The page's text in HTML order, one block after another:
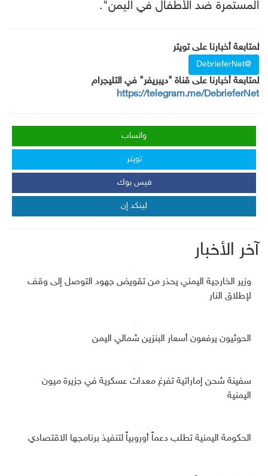
المستمرة ضد الأطفال في اليمن".
لمتابعة أخبارنا على تويتر
@DebrieferNet
لمتابعة أخبارنا على قناة "ديبريفر" في التليجرام
https://telegram.me/DebrieferNet
واتساب
تويتر
فيس بوك
لينكد إن
آخر الأخبار
وزير الخارجية اليمني يحذر من تقويض جهود التوصل إلى وقف
لإطلاق النار
الحوثيون يرفعون أسعار البنزين شمالي اليمن
سفينة شحن إماراتية تفرغ معدات عسكرية في جزيرة ميون
اليمنية
الحكومة اليمنية تطلب دعماً أوروبياً لتنفيذ برنامجها الاقتصادي